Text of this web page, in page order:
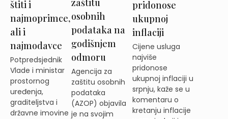
štiti i
najmoprimce,
ali i
najmodavce
Potpredsjednik
Vlade i ministar
prostornog
uređenja,
graditeljstva i
državne imovine
zaštitu
osobnih
podataka na
godišnjem
odmoru
Agencija za
zaštitu osobnih
podataka
(AZOP) objavila
je na svojim
pridonose
ukupnoj
inflaciji
Cijene usluga
najviše
pridonose
ukupnoj inflaciji u
srpnju, kaže se u
komentaru o
kretanju inflacije